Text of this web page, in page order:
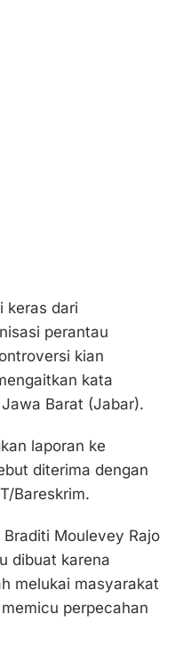
keras dari
perantau
kian
kata
Barat (Jabar).
laporan ke
diterima dengan
Bareskrim.
Moulevey Rajo
dibuat karena
melukai masyarakat
perpecahan